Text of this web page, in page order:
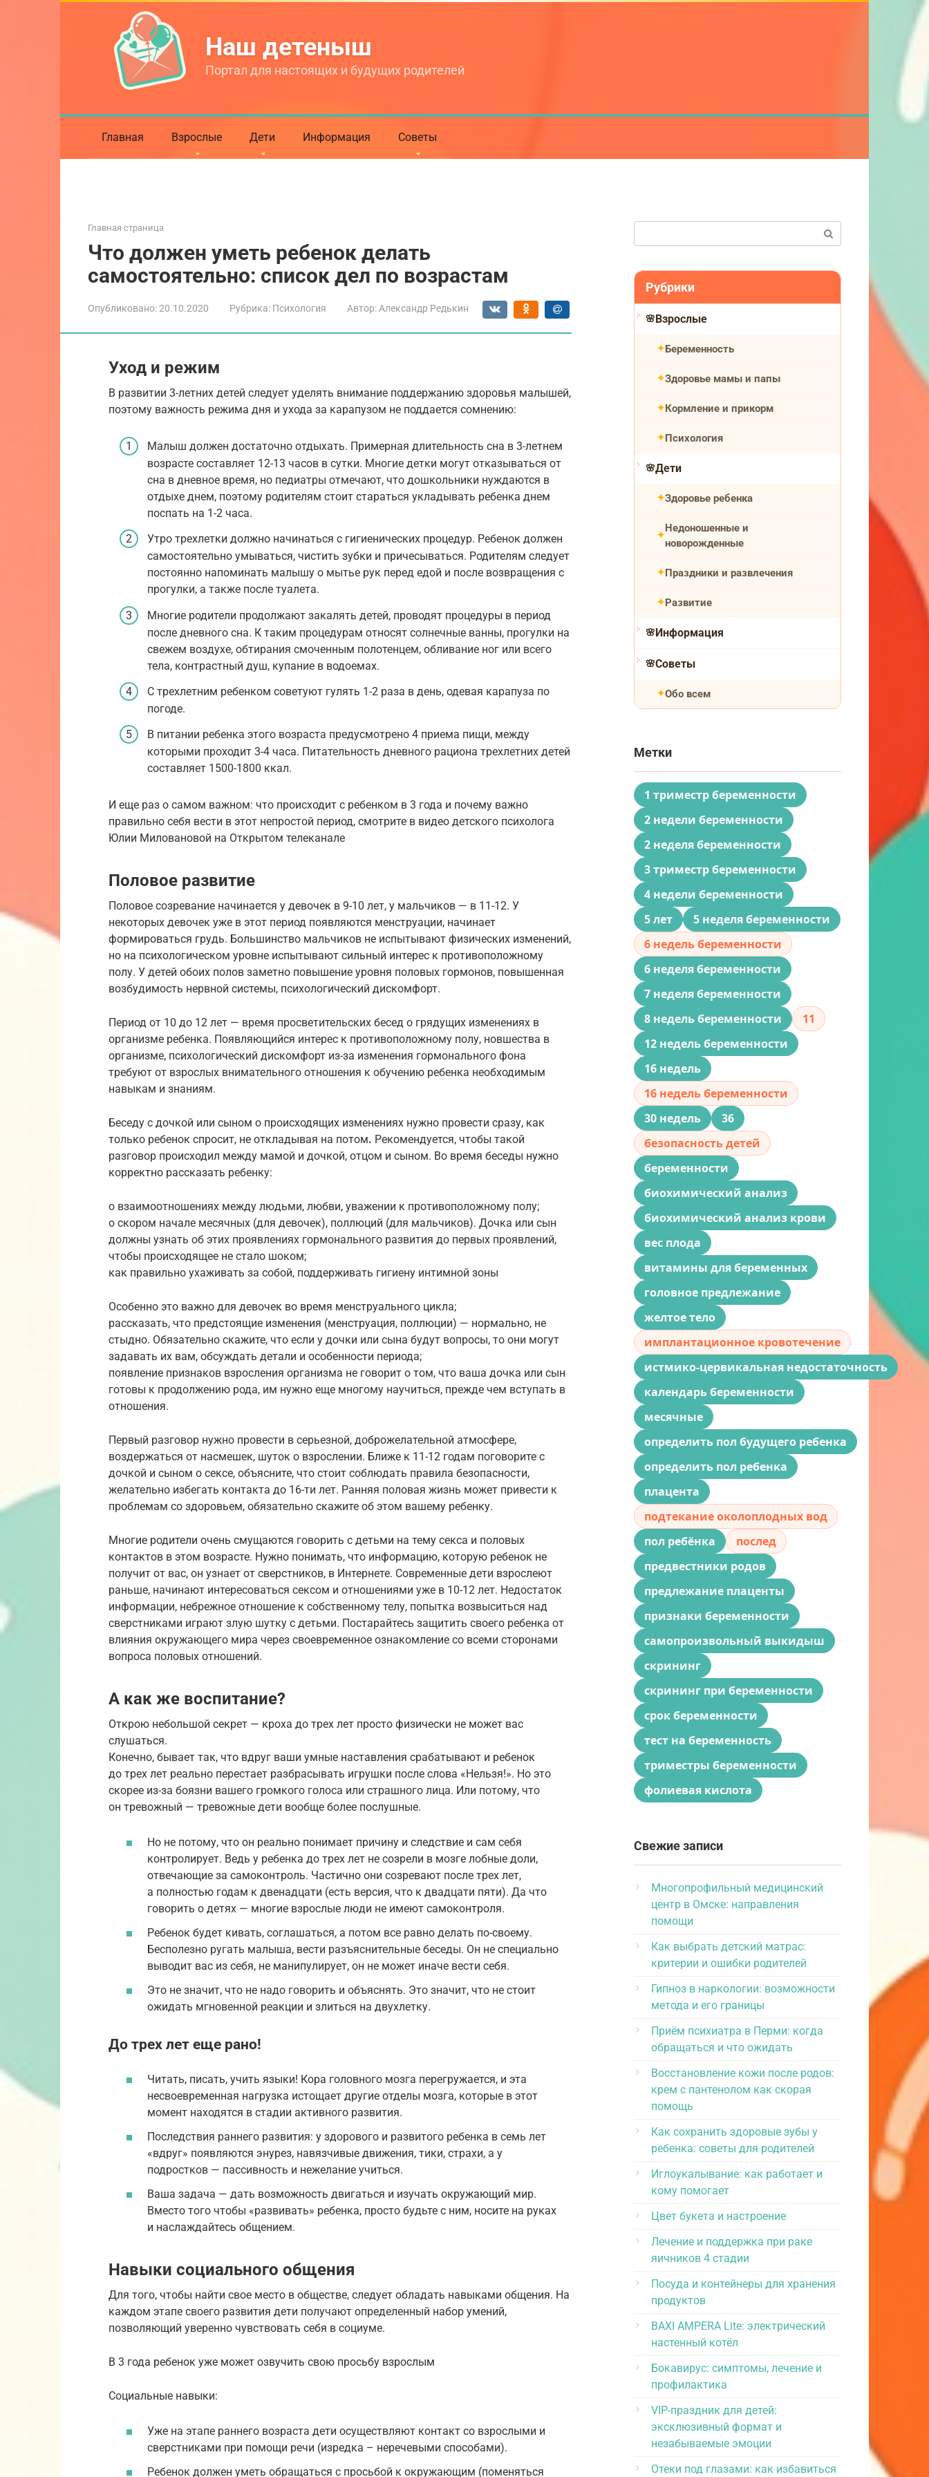
Наш детеныш
Портал для настоящих и будущих родителей
Главная Взрослые Дети Информация Советы
Главная страница
Что должен уметь ребенок делать
самостоятельно: список дел по возрастам
Опубликовано:20.10.2020 Рубрика: Психология Автор: Александр Редькин
Уход и режим
В развитии 3-летних детей следует уделять внимание поддержанию здоровья малышей,
поэтому важность режима дня и ухода за карапузом не поддается сомнению:
Малыш должен достаточно отдыхать. Примерная длительность сна в 3-летнем
возрасте составляет 12-13 часов в сутки. Многие детки могут отказываться от
сна в дневное время, но педиатры отмечают, что дошкольники нуждаются в
отдыхе днем, поэтому родителям стоит стараться укладывать ребенка днем
поспать на 1-2 часа.
Утро трехлетки должно начинаться с гигиенических процедур. Ребенок должен
самостоятельно умываться, чистить зубки и причесываться. Родителям следует
постоянно напоминать малышу о мытье рук перед едой и после возвращения с
прогулки, а также после туалета.
Многие родители продолжают закалять детей, проводят процедуры в период
после дневного сна. К таким процедурам относят солнечные ванны, прогулки на
свежем воздухе, обтирания смоченным полотенцем, обливание ног или всего
тела, контрастный душ, купание в водоемах.
С трехлетним ребенком советуют гулять 1-2 раза в день, одевая карапуза по
погоде.
В питании ребенка этого возраста предусмотрено 4 приема пищи, между
которыми проходит 3-4 часа. Питательность дневного рациона трехлетних детей
составляет 1500-1800 ккал.
И еще раз о самом важном: что происходит с ребенком в 3 года и почему важно
правильно себя вести в этот непростой период, смотрите в видео детского психолога
Юлии Миловановой на Открытом телеканале
Половое развитие
Половое созревание начинается у девочек в 9-10 лет, у мальчиков — в 11-12. У
некоторых девочек уже в этот период появляются менструации, начинает
формироваться грудь. Большинство мальчиков не испытывают физических изменений,
но на психологическом уровне испытывают сильный интерес к противоположному
полу. У детей обоих полов заметно повышение уровня половых гормонов, повышенная
возбудимость нервной системы, психологический дискомфорт.
Период от 10 до 12 лет — время просветительских бесед о грядущих изменениях в
организме ребенка. Появляющийся интерес к противоположному полу, новшества в
организме, психологический дискомфорт из-за изменения гормонального фона
требуют от взрослых внимательного отношения к обучению ребенка необходимым
навыкам и знаниям.
Беседу с дочкой или сыном о происходящих изменениях нужно провести сразу, как
только ребенок спросит, не откладывая на потом. Рекомендуется, чтобы такой
разговор происходил между мамой и дочкой, отцом и сыном. Во время беседы нужно
корректно рассказать ребенку:
о взаимоотношениях между людьми, любви, уважении к противоположному полу;
о скором начале месячных (для девочек), поллюций (для мальчиков). Дочка или сын
должны узнать об этих проявлениях гормонального развития до первых проявлений,
чтобы происходящее не стало шоком;
как правильно ухаживать за собой, поддерживать гигиену интимной зоны
Особенно это важно для девочек во время менструального цикла;
рассказать, что предстоящие изменения (менструация, поллюции) — нормально, не
стыдно. Обязательно скажите, что если у дочки или сына будут вопросы, то они могут
задавать их вам, обсуждать детали и особенности периода;
появление признаков взросления организма не говорит о том, что ваша дочка или сын
готовы к продолжению рода, им нужно еще многому научиться, прежде чем вступать в
отношения.
Первый разговор нужно провести в серьезной, доброжелательной атмосфере,
воздержаться от насмешек, шуток о взрослении. Ближе к 11-12 годам поговорите с
дочкой и сыном о сексе, объясните, что стоит соблюдать правила безопасности,
желательно избегать контакта до 16-ти лет. Ранняя половая жизнь может привести к
проблемам со здоровьем, обязательно скажите об этом вашему ребенку.
Многие родители очень смущаются говорить с детьми на тему секса и половых
контактов в этом возрасте. Нужно понимать, что информацию, которую ребенок не
получит от вас, он узнает от сверстников, в Интернете. Современные дети взрослеют
раньше, начинают интересоваться сексом и отношениями уже в 10-12 лет. Недостаток
информации, небрежное отношение к собственному телу, попытка возвыситься над
сверстниками играют злую шутку с детьми. Постарайтесь защитить своего ребенка от
влияния окружающего мира через своевременное ознакомление со всеми сторонами
вопроса половых отношений.
А как же воспитание?
Открою небольшой секрет — кроха до трех лет просто физически не может вас
слушаться.
Конечно, бывает так, что вдруг ваши умные наставления срабатывают и ребенок
до трех лет реально перестает разбрасывать игрушки после слова «Нельзя!». Но это
скорее из-за боязни вашего громкого голоса или страшного лица. Или потому, что
он тревожный — тревожные дети вообще более послушные.
Но не потому, что он реально понимает причину и следствие и сам себя
контролирует. Ведь у ребенка до трех лет не созрели в мозге лобные доли,
отвечающие за самоконтроль. Частично они созревают после трех лет,
а полностью годам к двенадцати (есть версия, что к двадцати пяти). Да что
говорить о детях — многие взрослые люди не имеют самоконтроля.
Ребенок будет кивать, соглашаться, а потом все равно делать по-своему.
Бесполезно ругать малыша, вести разъяснительные беседы. Он не специально
выводит вас из себя, не манипулирует, он не может иначе вести себя.
Это не значит, что не надо говорить и объяснять. Это значит, что не стоит
ожидать мгновенной реакции и злиться на двухлетку.
До трех лет еще рано!
Читать, писать, учить языки! Кора головного мозга перегружается, и эта
несвоевременная нагрузка истощает другие отделы мозга, которые в этот
момент находятся в стадии активного развития.
Последствия раннего развития: у здорового и развитого ребенка в семь лет
«вдруг» появляются энурез, навязчивые движения, тики, страхи, а у
подростков — пассивность и нежелание учиться.
Ваша задача — дать возможность двигаться и изучать окружающий мир.
Вместо того чтобы «развивать» ребенка, просто будьте с ним, носите на руках
и наслаждайтесь общением.
Навыки социального общения
Для того, чтобы найти свое место в обществе, следует обладать навыками общения. На
каждом этапе своего развития дети получают определенный набор умений,
позволяющий уверенно чувствовать себя в социуме.
В 3 года ребенок уже может озвучить свою просьбу взрослым
Социальные навыки:
Уже на этапе раннего возраста дети осуществляют контакт со взрослыми и
сверстниками при помощи речи (изредка – неречевыми способами).
Ребенок должен уметь обращаться с просьбой к окружающим (поменяться
Рубрики
Взрослые
Беременность
Здоровье мамы и папы
Кормление и прикорм
Психология
Дети
Здоровье ребенка
Недоношенные и
новорожденные
Праздники и развлечения
Развитие
Информация
Советы
Обо всем
Метки
1 триместр беременности
2 недели беременности
2 неделя беременности
3 триместр беременности
4 недели беременности
5 лет
5 неделя беременности
6 недель беременности
6 неделя беременности
7 неделя беременности
8 недель беременности
11
12 недель беременности
16 недель
16 недель беременности
30 недель
36
безопасность детей
беременности
биохимический анализ
биохимический анализ крови
вес плода
витамины для беременных
головное предлежание
желтое тело
имплантационное кровотечение
истмико-цервикальная недостаточность
календарь беременности
месячные
определить пол будущего ребенка
определить пол ребенка
плацента
подтекание околоплодных вод
пол ребёнка
послед
предвестники родов
предлежание плаценты
признаки беременности
самопроизвольный выкидыш
скрининг
скрининг при беременности
срок беременности
тест на беременность
триместры беременности
фолиевая кислота
Свежие записи
Многопрофильный медицинский
центр в Омске: направления
помощи
Как выбрать детский матрас:
критерии и ошибки родителей
Гипноз в наркологии: возможности
метода и его границы
Приём психиатра в Перми: когда
обращаться и что ожидать
Восстановление кожи после родов:
крем с пантенолом как скорая
помощь
Как сохранить здоровые зубы у
ребенка: советы для родителей
Иглоукалывание: как работает и
кому помогает
Цвет букета и настроение
Лечение и поддержка при раке
яичников 4 стадии
Посуда и контейнеры для хранения
продуктов
BAXI AMPERA Lite: электрический
настенный котёл
Бокавирус: симптомы, лечение и
профилактика
VIP-праздник для детей:
эксклюзивный формат и
незабываемые эмоции
Отеки под глазами: как избавиться